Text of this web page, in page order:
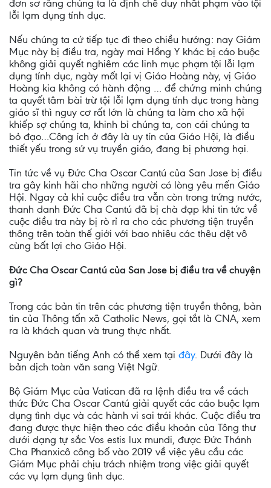
đơn sơ rằng chúng ta là định chế duy nhất phạm vào tội
lỗi lạm dụng tính dục.
Nếu chúng ta cứ tiếp tục đi theo chiều hướng: nay Giám
Mục này bị điều tra, ngày mai Hồng Y khác bị cáo buộc
không giải quyết nghiêm các linh mục phạm tội lỗi lạm
dụng tính dục, ngày mốt lại vị Giáo Hoàng này, vị Giáo
Hoàng kia không có hành động … để chứng minh chúng
ta quyết tâm bài trừ tội lỗi lạm dụng tính dục trong hàng
giáo sĩ thì nguy cơ rất lớn là chúng ta làm cho xã hội
khiếp sợ chúng ta, khinh bỉ chúng ta, con cái chúng ta
bỏ đạo…Công ích ở đây là uy tín của Giáo Hội, là điều
thiết yếu trong sứ vụ truyền giáo, đang bị phương hại.
Tin tức về vụ Đức Cha Oscar Cantú của San Jose bị điều
tra gây kinh hãi cho những người có lòng yêu mến Giáo
Hội. Ngay cả khi cuộc điều tra vẫn còn trong trứng nước,
thanh danh Đức Cha Cantú đã bị chà đạp khi tin tức về
cuộc điều tra này bị rò rỉ ra cho các phương tiện truyền
thông trên toàn thế giới với bao nhiêu các thêu dệt vô
cùng bất lợi cho Giáo Hội.
Đức Cha Oscar Cantú của San Jose bị điều tra về chuyện
gì?
Trong các bản tin trên các phương tiện truyền thông, bản
tin của Thông tấn xã Catholic News, gọi tắt là CNA, xem
ra là khách quan và trung thực nhất.
Nguyên bản tiếng Anh có thể xem tại đây. Dưới đây là
bản dịch toàn văn sang Việt Ngữ.
Bộ Giám Mục của Vatican đã ra lệnh điều tra về cách
thức Đức Cha Oscar Cantú giải quyết các cáo buộc lạm
dụng tình dục và các hành vi sai trái khác. Cuộc điều tra
đang được thực hiện theo các điều khoản của Tông thư
dưới dạng tự sắc Vos estis lux mundi, được Đức Thánh
Cha Phanxicô công bố vào 2019 về việc yêu cầu các
Giám Mục phải chịu trách nhiệm trong việc giải quyết
các vụ lạm dụng tình dục.